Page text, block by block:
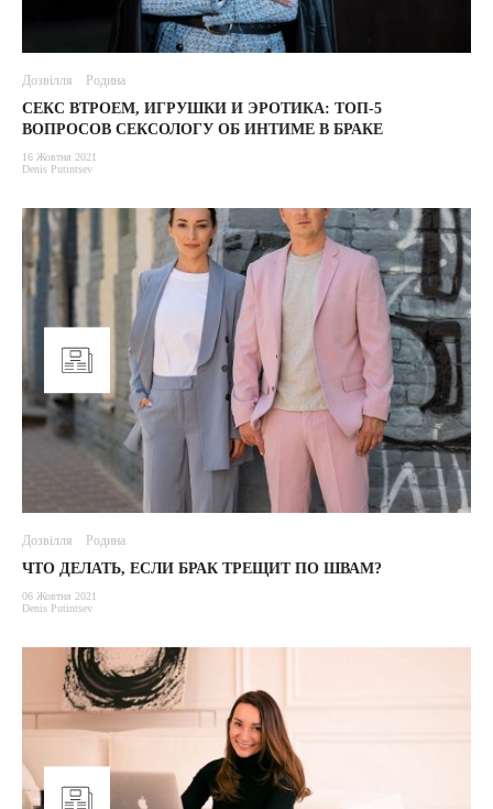
Дозвілля Родина
СЕКС ВТРОЕМ, ИГРУШКИ И ЭРОТИКА: ТОП-5
ВОПРОСОВ СЕКСОЛОГУ ОБ ИНТИМЕ В БРАКЕ
16 Жовтня 2021
Denis Putintsev
Дозвілля Родина
ЧТО ДЕЛАТЬ, ЕСЛИ БРАК ТРЕЩИТ ПО ШВАМ?
06 Жовтня 2021
Denis Putintsev